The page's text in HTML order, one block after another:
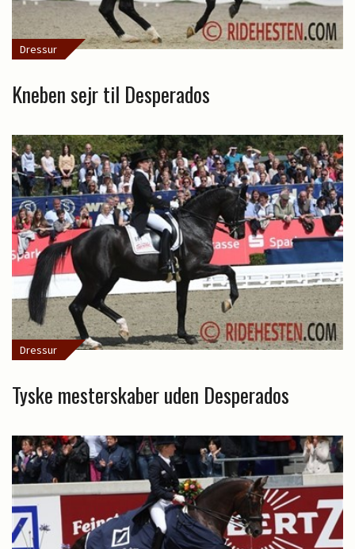
Dressur
Kneben sejr til Desperados
Dressur
Tyske mesterskaber uden Desperados